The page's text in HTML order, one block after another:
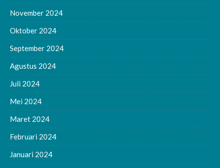
November 2024
Oktober 2024
September 2024
Agustus 2024
Juli 2024
Mei 2024
Maret 2024
Februari 2024
Januari 2024